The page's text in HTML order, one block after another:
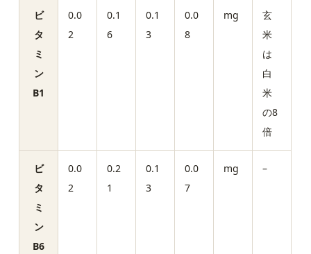
ビ
タ
ミ
ン
B1
0.0
2
0.1
6
0.1
3
0.0
8
mg
玄
米
は
白
米
の8
倍
ビ
タ
ミ
ン
B6
0.0
2
0.2
1
0.1
3
0.0
7
mg –